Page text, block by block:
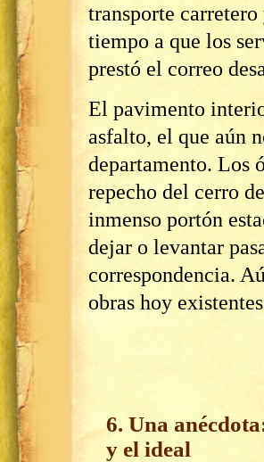
transporte
tiempo a que los
prestó el correo
El pavimento
asfalto, el que aún
departamento. Los
repecho del cerro
inmenso portón
dejar o levantar
correspondencia.
obras hoy
6. Una
y el ideal